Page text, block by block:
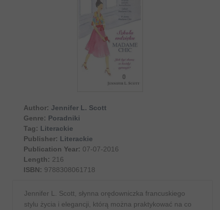
Author: Jennifer L. Scott
Genre: Poradniki
Tag: Literackie
Publisher: Literackie
Publication Year: 07-07-2016
Length: 216
ISBN: 9788308061718
Jennifer L. Scott, słynna orędowniczka francuskiego
stylu życia i elegancji, którą można praktykować na co